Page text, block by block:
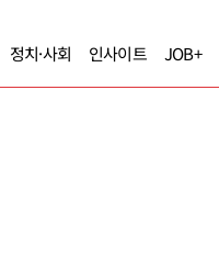
정치·사회 인사이트 JOB+